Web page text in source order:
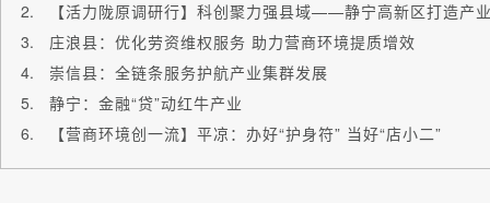
【活力陇原调研行】科创聚力强县域——静宁高新区打造产
庄浪县：优化劳资维权服务 助力营商环境提质增效
崇信县：全链条服务护航产业集群发展
静宁：金融“贷”动红牛产业
【营商环境创一流】平凉：办好“护身符” 当好“店小二”